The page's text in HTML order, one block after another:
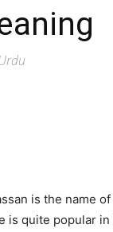
is the name
is quite popular